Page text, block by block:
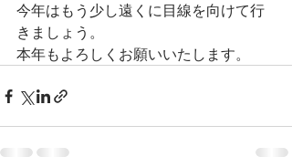
今年はもう少し遠くに目線を向けて行
きましょう。
本年もよろしくお願いいたします。